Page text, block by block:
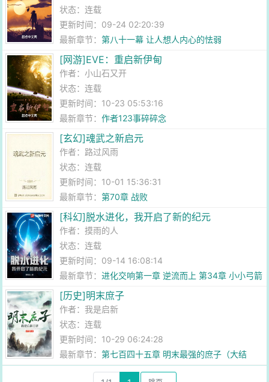
状态：连载
更新时间：09-24 02:20:39
最新章节：第八十一幕 让人想人内心的怯弱
[网游]EVE：重启新伊甸
作者： 小山石又开
状态：连载
更新时间：10-23 05:53:16
最新章节：作者123事碎碎念
[玄幻]魂武之新启元
作者： 路过风雨
状态：连载
更新时间：10-01 15:36:31
最新章节：第70章 战败
[科幻]脱水进化，我开启了新的纪元
作者：摸雨的人
状态：连载
更新时间：09-14 16:08:14
最新章节：进化交响第一章 逆流而上 第34章 小小弓箭
[历史]明末庶子
作者：我是启新
状态：连载
更新时间：10-29 06:24:28
最新章节：第七百四十五章 明末最强的庶子（大结
局）